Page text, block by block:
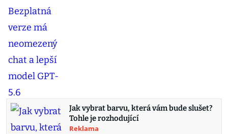
Jak vybrat barvu, která vám bude slušet?
Tohle je rozhodující
Reklama